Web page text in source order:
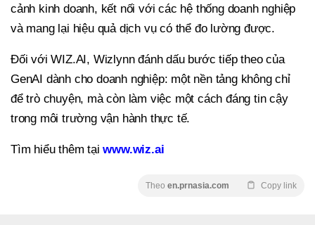
cảnh kinh doanh, kết nối với các hệ thống doanh nghiệp
và mang lại hiệu quả dịch vụ có thể đo lường được.
Đối với WIZ.AI, Wizlynn đánh dấu bước tiếp theo của
GenAI dành cho doanh nghiệp: một nền tảng không chỉ
để trò chuyện, mà còn làm việc một cách đáng tin cậy
trong môi trường vận hành thực tế.
Tìm hiểu thêm tạiwww.wiz.ai
Theo en.prnasia.com Copy link